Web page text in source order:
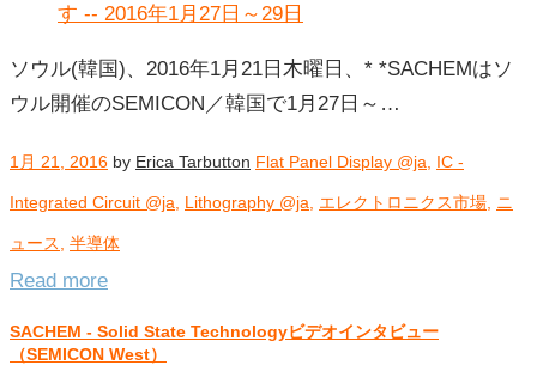
Flat
Display
ソウル(韓国)、2016年1月21日木曜日、* *SACHEMはソ
ウル開催のSEMICON／韓国で1月27日～…
1月 21, 2016 by Erica Tarbutton Flat Panel Display @ja, IC -
Integrated Circuit @ja, Lithography @ja, エレクトロニクス市場, ニ
ュース, 半導体
Read more
SACHEM - Solid State Technologyビデオインタビュー
（SEMICON West）